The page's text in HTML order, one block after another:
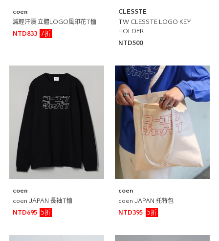
coen
減輕汗漬 立體LOGO風印花T恤
NTD833
7折
CLESSTE
TW CLESSTE LOGO KEY
HOLDER
NTD500
coen
coen JAPAN 長袖T恤
NTD695
5折
coen
coen JAPAN 托特包
NTD395
5折